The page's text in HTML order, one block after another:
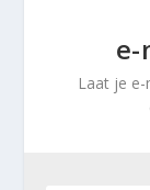
Laat je